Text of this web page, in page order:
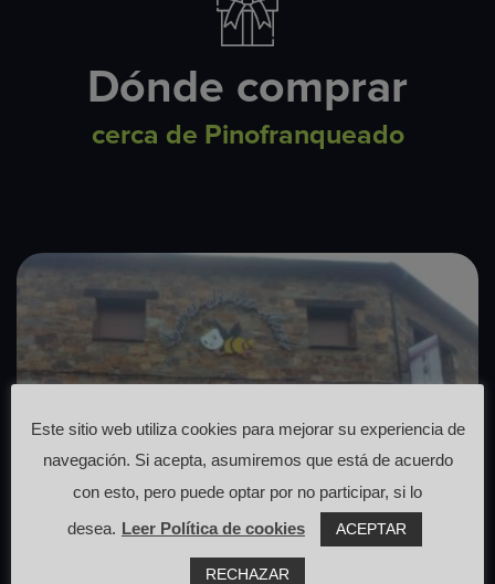
Dónde comprar
cerca de Pinofranqueado
Este sitio web utiliza cookies para mejorar su experiencia de
navegación. Si acepta, asumiremos que está de acuerdo
con esto, pero puede optar por no participar, si lo
desea. Leer Política de cookies ACEPTAR
RECHAZAR